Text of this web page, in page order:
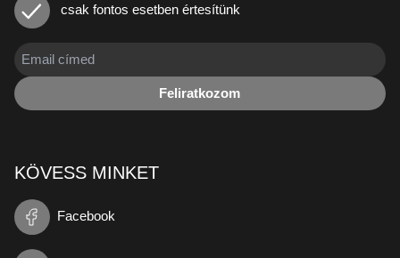
csak fontos esetben értesítünk
Feliratkozom
KÖVESS MINKET
Facebook